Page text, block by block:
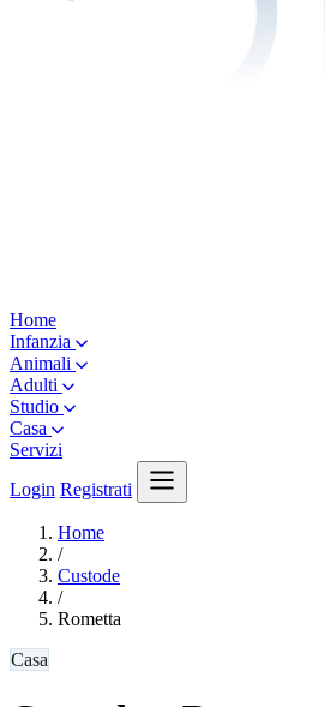
Home
Infanzia
Animali
Adulti
Studio
Casa
Servizi
Login Registrati
Home
/
Custode
/
Rometta
Casa